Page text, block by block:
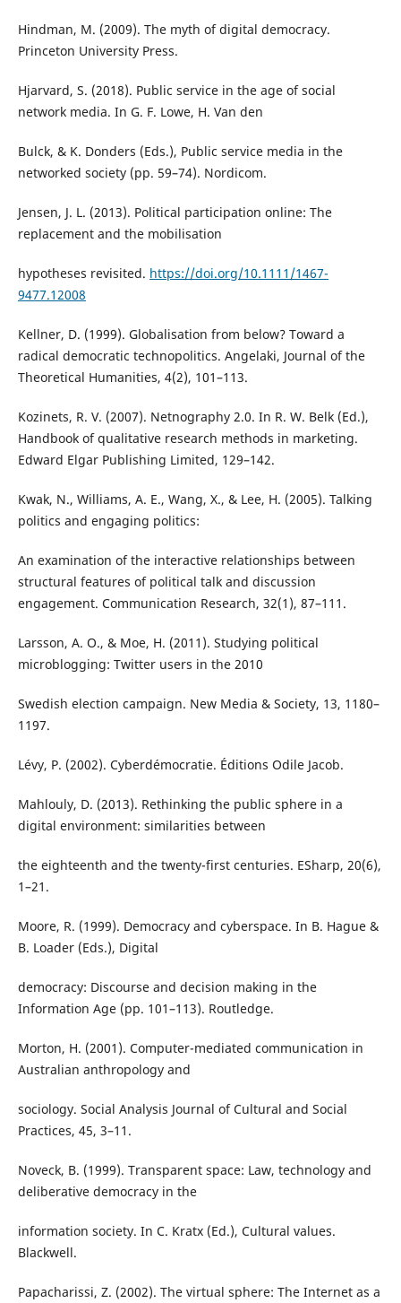
Hindman, M. (2009). The myth of digital democracy.
Princeton University Press.
Hjarvard, S. (2018). Public service in the age of social
network media. In G. F. Lowe, H. Van den
Bulck, & K. Donders (Eds.), Public service media in the
networked society (pp. 59–74). Nordicom.
Jensen, J. L. (2013). Political participation online: The
replacement and the mobilisation
hypotheses revisited. https://doi.org/10.1111/1467-
9477.12008
Kellner, D. (1999). Globalisation from below? Toward a
radical democratic technopolitics. Angelaki, Journal of the
Theoretical Humanities, 4(2), 101–113.
Kozinets, R. V. (2007). Netnography 2.0. In R. W. Belk (Ed.),
Handbook of qualitative research methods in marketing.
Edward Elgar Publishing Limited, 129–142.
Kwak, N., Williams, A. E., Wang, X., & Lee, H. (2005). Talking
politics and engaging politics:
An examination of the interactive relationships between
structural features of political talk and discussion
engagement. Communication Research, 32(1), 87–111.
Larsson, A. O., & Moe, H. (2011). Studying political
microblogging: Twitter users in the 2010
Swedish election campaign. New Media & Society, 13, 1180–
1197.
Lévy, P. (2002). Cyberdémocratie. Éditions Odile Jacob.
Mahlouly, D. (2013). Rethinking the public sphere in a
digital environment: similarities between
the eighteenth and the twenty-first centuries. ESharp, 20(6),
1–21.
Moore, R. (1999). Democracy and cyberspace. In B. Hague &
B. Loader (Eds.), Digital
democracy: Discourse and decision making in the
Information Age (pp. 101–113). Routledge.
Morton, H. (2001). Computer-mediated communication in
Australian anthropology and
sociology. Social Analysis Journal of Cultural and Social
Practices, 45, 3–11.
Noveck, B. (1999). Transparent space: Law, technology and
deliberative democracy in the
information society. In C. Kratx (Ed.), Cultural values.
Blackwell.
Papacharissi, Z. (2002). The virtual sphere: The Internet as a